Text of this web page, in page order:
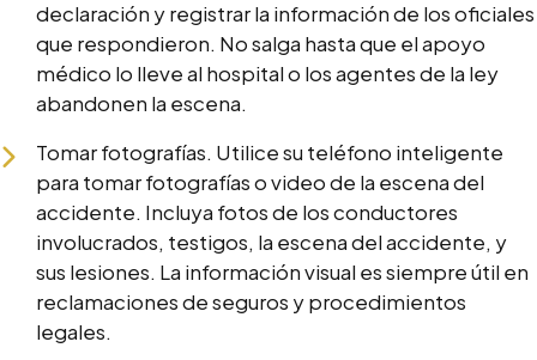
declaración y registrar la información de los oficiales
que respondieron. No salga hasta que el apoyo
médico lo lleve al hospital o los agentes de la ley
abandonen la escena.
Tomar fotografías. Utilice su teléfono inteligente
para tomar fotografías o video de la escena del
accidente. Incluya fotos de los conductores
involucrados, testigos, la escena del accidente, y
sus lesiones. La información visual es siempre útil en
reclamaciones de seguros y procedimientos
legales.